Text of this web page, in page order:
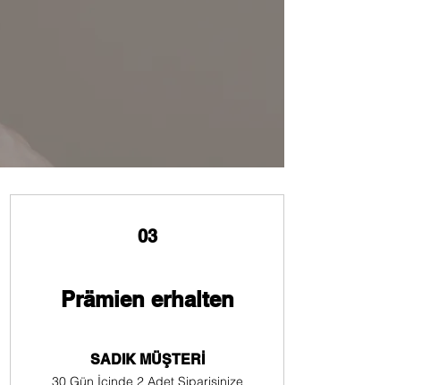
03
Prämien erhalten
SADIK MÜŞTERİ
30 Gün İçinde 2 Adet Şiparisinize